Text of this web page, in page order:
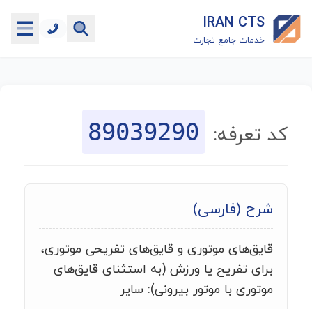
IRAN CTS
خدمات جامع تجارت
جستجوگر تعرفه گمرکی
ماشین حساب گمرکی
خدمات رایگان دیگر
کد تعرفه: 89039290
شرح (فارسی)
قایق‌های موتوری و قایق‌های تفریحی موتوری،
برای تفریح یا ورزش (به استثنای قایق‌های
موتوری با موتور بیرونی): سایر